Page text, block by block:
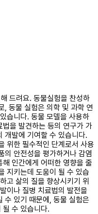
드려요. 동물실험을 찬성하
, 동물 실험은 의학 및 과학 연
습니다. 동물 모델을 사용하
을 발견하는 등의 연구가 가
개발에 기여할 수 있습니다.
위한 필수적인 단계로서 사용
의 안전성을 평가하거나 감염
인간에게 어떠한 영향을 줄
지키는데 도움이 될 수 있습
고 삶의 질을 향상시키기 위
이나 질병 치료법의 발전을
수 있기 때문에, 동물 실험은
될 수 있습니다.